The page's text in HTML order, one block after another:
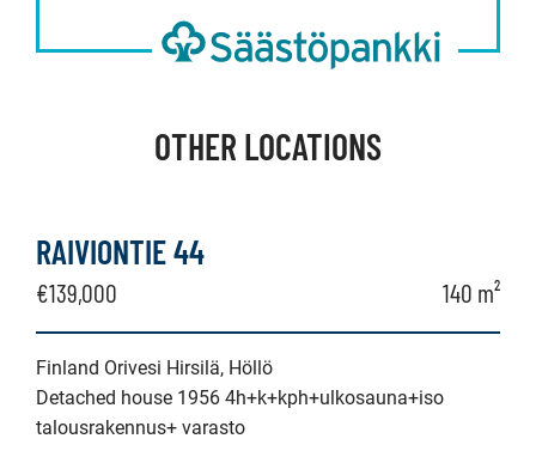
OTHER LOCATIONS
RAIVIONTIE 44
€139,000 140 m²
Finland Orivesi Hirsilä, Höllö
Detached house 1956 4h+k+kph+ulkosauna+iso
talousrakennus+ varasto